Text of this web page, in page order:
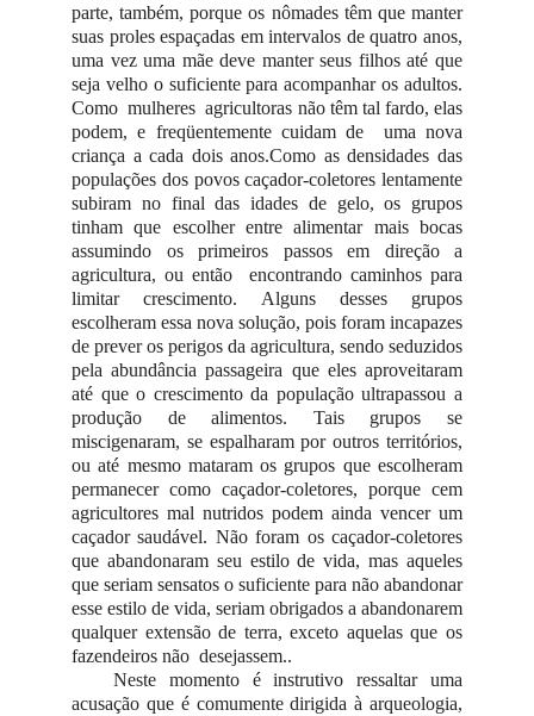
parte, também, porque os nômades têm que manter
suas proles espaçadas em intervalos de quatro anos,
uma vez uma mãe deve manter seus filhos até que
seja velho o suficiente para acompanhar os adultos.
Como mulheres agricultoras não têm tal fardo, elas
podem, e freqüentemente cuidam de uma nova
criança a cada dois anos.Como as densidades das
populações dos povos caçador-coletores lentamente
subiram no final das idades de gelo, os grupos
tinham que escolher entre alimentar mais bocas
assumindo os primeiros passos em direção a
agricultura, ou então encontrando caminhos para
limitar crescimento. Alguns desses grupos
escolheram essa nova solução, pois foram incapazes
de prever os perigos da agricultura, sendo seduzidos
pela abundância passageira que eles aproveitaram
até que o crescimento da população ultrapassou a
produção de alimentos. Tais grupos se
miscigenaram, se espalharam por outros territórios,
ou até mesmo mataram os grupos que escolheram
permanecer como caçador-coletores, porque cem
agricultores mal nutridos podem ainda vencer um
caçador saudável. Não foram os caçador-coletores
que abandonaram seu estilo de vida, mas aqueles
que seriam sensatos o suficiente para não abandonar
esse estilo de vida, seriam obrigados a abandonarem
qualquer extensão de terra, exceto aquelas que os
fazendeiros não desejassem..
Neste momento é instrutivo ressaltar uma
acusação que é comumente dirigida à arqueologia,